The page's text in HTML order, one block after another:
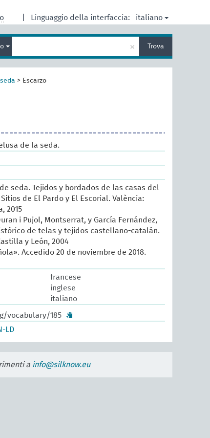
Linguaggio della interfaccia: italiano
termine
per
la
× Trova
> Escarzo
de la seda.
seda. Tejidos y bordados de las casas del
de El Pardo y El Escorial. València:
2015
i Pujol, Montserrat, y García Fernández,
de telas y tejidos castellano-catalán.
y León, 2004
Accedido 20 de noviembre de 2018.
francese
inglese
italiano
vocabulary/185
LD
a info@silknow.eu